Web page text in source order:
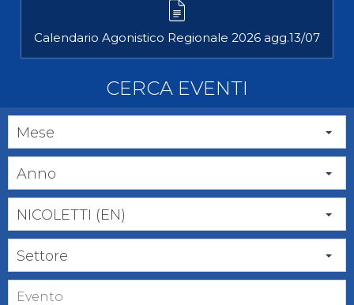
Calendario Agonistico Regionale 2026 agg.13/07
CERCA EVENTI
Mese
Anno
NICOLETTI (EN)
Settore